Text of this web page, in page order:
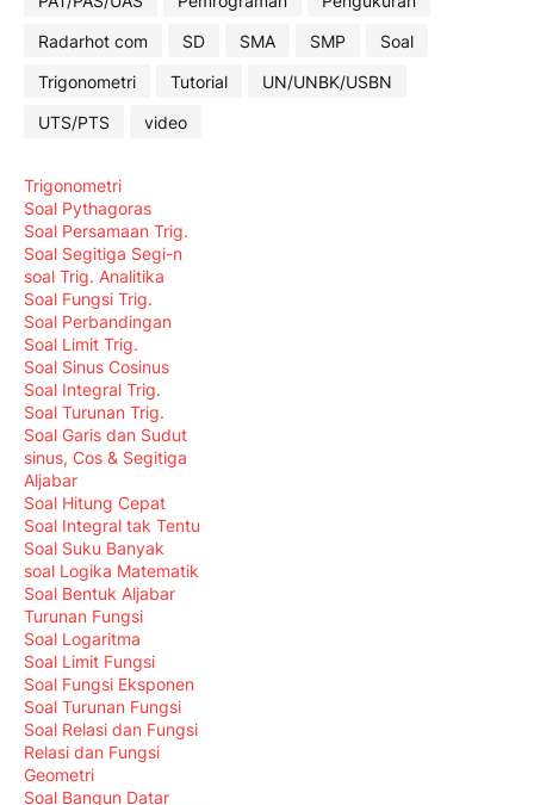
Radarhot com
SD SMA SMP
Soal
Trigonometri
Tutorial
UN/UNBK/USBN
UTS/PTS
video
Trigonometri
Soal Pythagoras
Soal Persamaan Trig.
Soal Segitiga Segi-n
soal Trig. Analitika
Soal Fungsi Trig.
Soal Perbandingan
Soal Limit Trig.
Soal Sinus Cosinus
Soal Integral Trig.
Soal Turunan Trig.
Soal Garis dan Sudut
sinus, Cos & Segitiga
Aljabar
Soal Hitung Cepat
Soal Integral tak Tentu
Soal Suku Banyak
soal Logika Matematik
Soal Bentuk Aljabar
Turunan Fungsi
Soal Logaritma
Soal Limit Fungsi
Soal Fungsi Eksponen
Soal Turunan Fungsi
Soal Relasi dan Fungsi
Relasi dan Fungsi
Geometri
Soal Bangun Datar